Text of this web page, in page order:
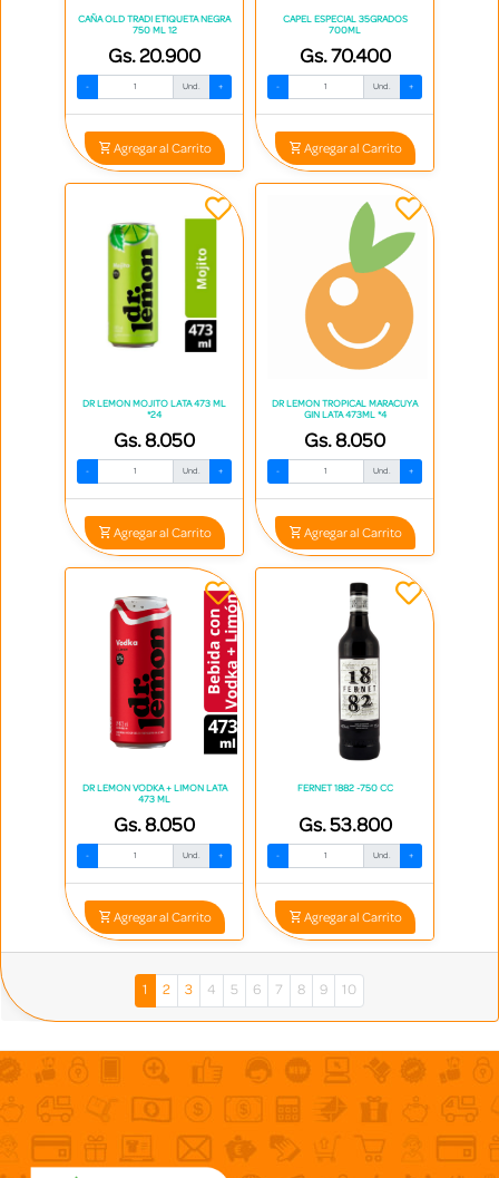
CAÑA OLD TRADI ETIQUETA NEGRA
750 ML 12
Gs. 20.900
- Und. +
Agregar al Carrito
CAPEL ESPECIAL 35GRADOS
700ML
Gs. 70.400
- Und. +
Agregar al Carrito
DR LEMON MOJITO LATA 473 ML
*24
Gs. 8.050
- Und. +
Agregar al Carrito
DR LEMON TROPICAL MARACUYA
GIN LATA 473ML *4
Gs. 8.050
- Und. +
Agregar al Carrito
DR LEMON VODKA + LIMON LATA
473 ML
Gs. 8.050
- Und. +
Agregar al Carrito
FERNET 1882 -750 CC
Gs. 53.800
- Und. +
Agregar al Carrito
1 2 3 4 5 6 7 8 9 10